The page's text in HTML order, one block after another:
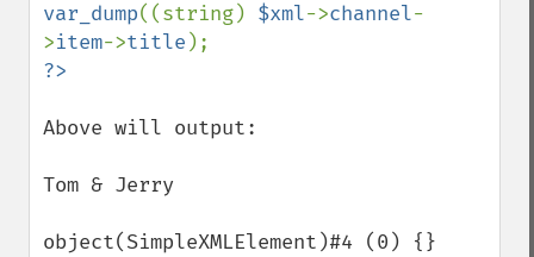
var_dump((string) $xml->channel-
>item->title
Above will output:
Tom & Jerry
object(SimpleXMLElement)#4 (0) {}